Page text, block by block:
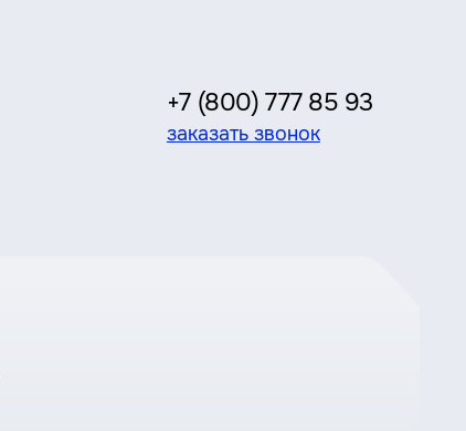
+7 (800) 777 85 93
заказать звонок